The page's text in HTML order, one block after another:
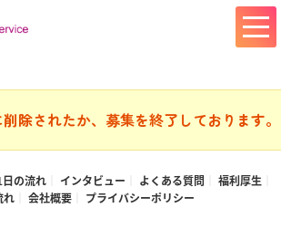
除されたか、募集を終了しております。
日の流れ インタビュー よくある質問
福利厚生
れ
会社概要 プライバシーポリシー